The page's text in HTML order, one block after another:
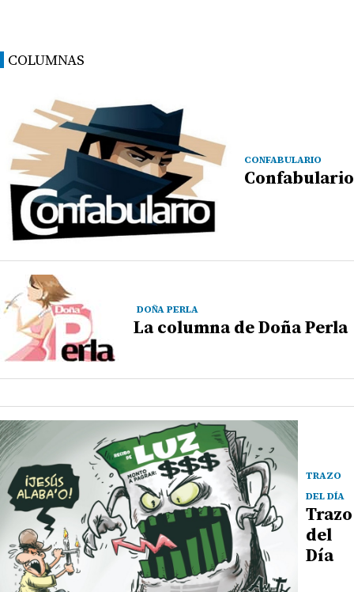
COLUMNAS
CONFABULARIO
Confabulario
DOÑA PERLA
La columna de Doña Perla
TRAZO
DEL DÍA
Trazo
del
Día